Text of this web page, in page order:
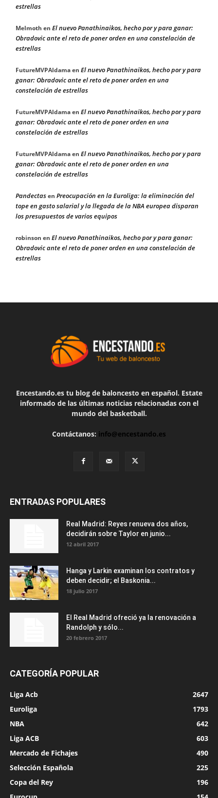
estrellas
Melmoth en El nuevo Panathinaikos, hecho por y para ganar:
Obradovic ante el reto de poner orden en una constelación de
estrellas
FutureMVPAldamaen El nuevo Panathinaikos, hecho por y para
ganar: Obradovic ante el reto de poner orden en una
constelación de estrellas
FutureMVPAldamaen El nuevo Panathinaikos, hecho por y para
ganar: Obradovic ante el reto de poner orden en una
constelación de estrellas
FutureMVPAldamaen El nuevo Panathinaikos, hecho por y para
ganar: Obradovic ante el reto de poner orden en una
constelación de estrellas
Pandectasen Preocupación en la Euroliga: la eliminación del
tope en gasto salarial y la llegada de la NBA europea disparan
los presupuestos de varios equipos
robinson en El nuevo Panathinaikos, hecho por y para ganar:
Obradovic ante el reto de poner orden en una constelación de
estrellas
Encestando.es tu blog de baloncesto en español. Estate
informado de las últimas noticias relacionadas con el
mundo del basketball.
Contáctanos: info@encestando.es
ENTRADAS POPULARES
Real Madrid: Reyes renueva dos años,
decidirán sobre Taylor en junio...
12 abril 2017
Hanga y Larkin examinan los contratos y
deben decidir; el Baskonia...
18 julio 2017
El Real Madrid ofreció ya la renovación a
Randolph y sólo...
20 febrero 2017
CATEGORÍA POPULAR
Liga Acb
2647
Euroliga
1793
NBA
642
Liga ACB
603
Mercado de Fichajes
490
Selección Española
225
Copa del Rey
196